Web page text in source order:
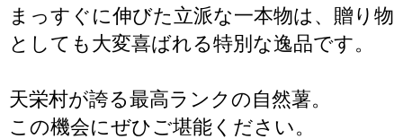
まっすぐに伸びた立派な一本物は、贈り物
としても大変喜ばれる特別な逸品です。
天栄村が誇る最高ランクの自然薯。
この機会にぜひご堪能ください。